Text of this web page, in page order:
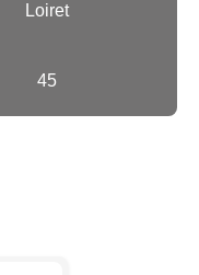
Loiret
45